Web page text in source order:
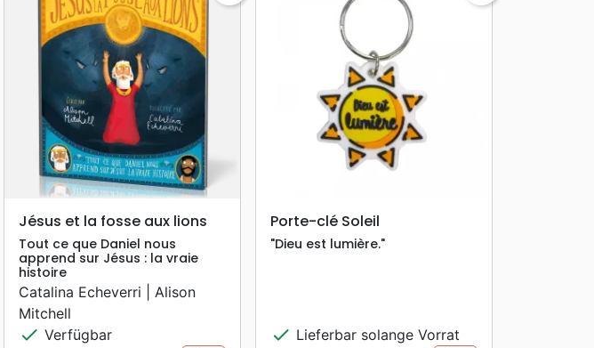
search VORSCHAU
Jésus et la fosse aux lions
Tout ce que Daniel nous
apprend sur Jésus : la vraie
histoire
Catalina Echeverri | Alison
Mitchell
check Verfügbar
searchVORSCHAU
Porte-clé Soleil
"Dieu est lumière."
check Lieferbar solange Vorrat